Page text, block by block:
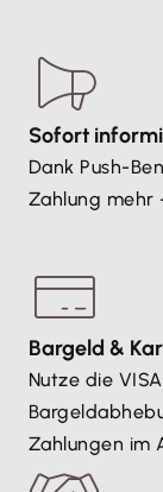
Sofort
Dank Push-
Zahlung mehr
Bargeld &
Nutze die
Zahlungen im